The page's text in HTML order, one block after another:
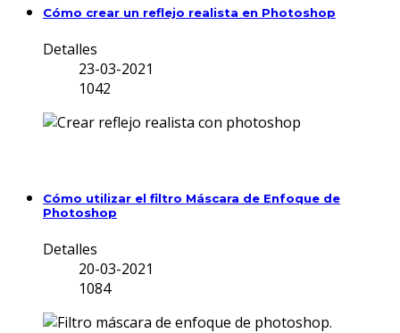
Cómo crear un reflejo realista en Photoshop
Detalles
23-03-2021
1042
Cómo utilizar el filtro Máscara de Enfoque de
Photoshop
Detalles
20-03-2021
1084